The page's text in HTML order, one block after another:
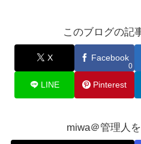
このブログの記
X Facebook
0
LINE Pinterest
miwa＠管理人